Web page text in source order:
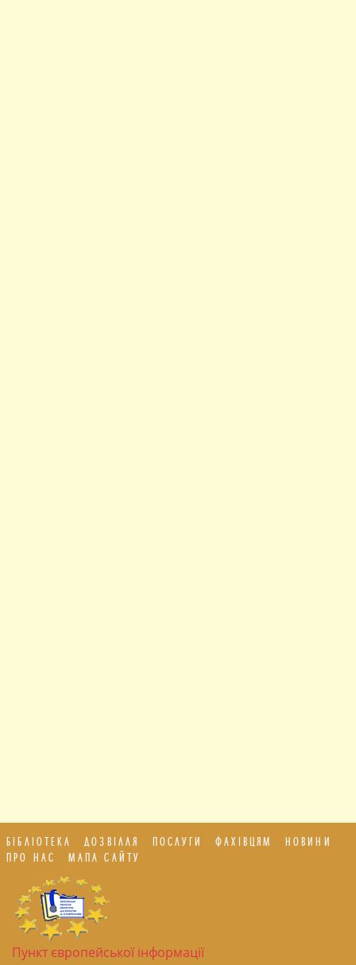
БІБЛІОТЕКА ДОЗВІЛЛЯ ПОСЛУГИ ФАХІВЦЯМ
НОВИНИ
ПРО НАС
МАПА САЙТУ
Пункт європейської інформації